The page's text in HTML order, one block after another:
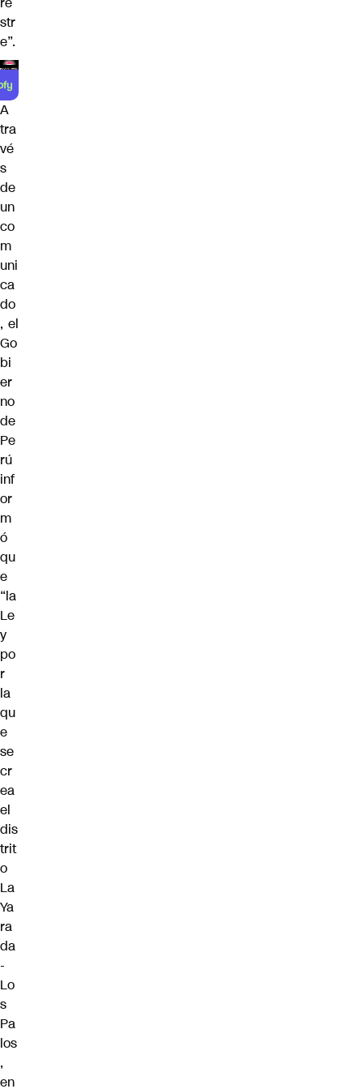
str
e”.
A
tra
vé
s
de
un
co
m
uni
ca
do
, el
Go
bi
er
no
de
Pe
rú
inf
or
m
ó
qu
e
“la
Le
y
po
r
la
qu
e
se
cr
ea
el
dis
trit
o
La
Ya
ra
da
-
Lo
s
Pa
los
,
en